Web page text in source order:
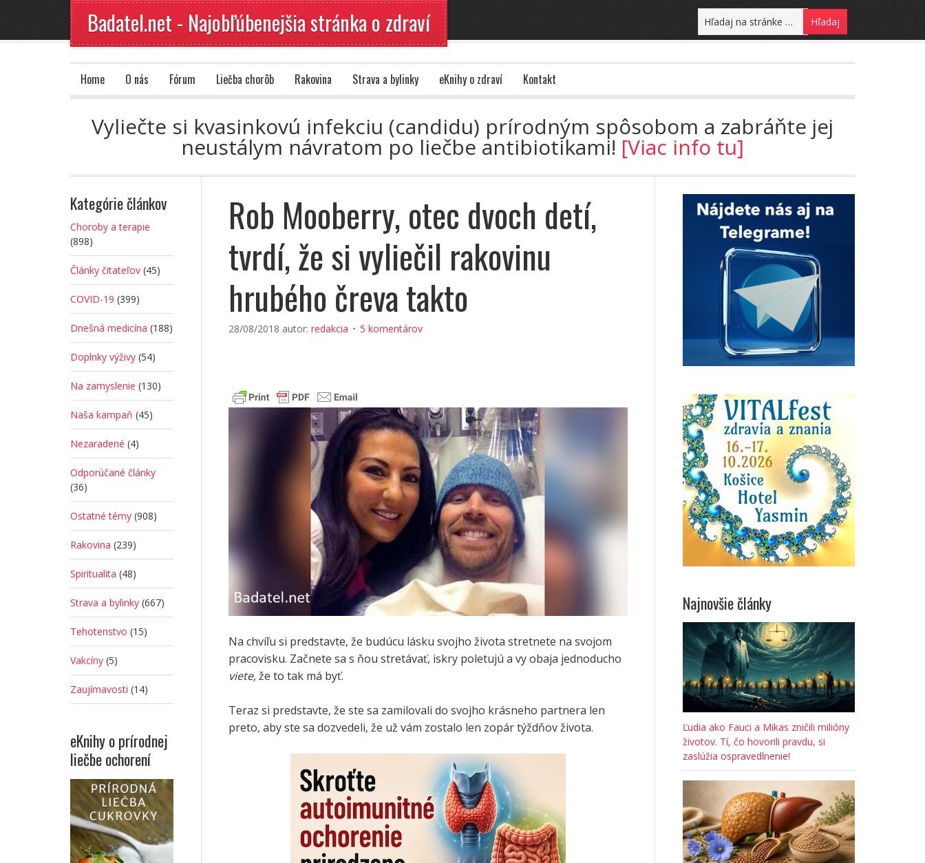
Badatel.net - Najobľúbenejšia stránka o zdraví
Home O nás Fórum Liečba chorôb Rakovina Strava a bylinky eKnihy o zdraví Kontakt
Vyliečte si kvasinkovú infekciu (candidu) prírodným spôsobom a zabráňte jej
neustálym návratom po liečbe antibiotikami! [Viac info tu]
Rob Mooberry, otec dvoch detí,
tvrdí, že si vyliečil rakovinu
hrubého čreva takto
28/08/2018 autor: redakcia 5 komentárov
Na chvíľu si predstavte, že budúcu lásku svojho života stretnete na svojom
pracovisku. Začnete sa s ňou stretávať, iskry poletujú a vy obaja jednoducho
viete,že to tak má byť.
Teraz si predstavte, že ste sa zamilovali do svojho krásneho partnera len
preto, aby ste sa dozvedeli, že už vám zostalo len zopár týždňov života.
Najnovšie články
Ľudia ako Fauci a Mikas zničili milióny
životov. Tí, čo hovorili pravdu, si
zaslúžia ospravedlnenie!
Kategórie článkov
Choroby a terapie
(898)
Články čitateľov (45)
COVID-19 (399)
Dnešná medicína (188)
Doplnky výživy (54)
Na zamyslenie (130)
Naša kampaň (45)
Nezaradené (4)
Odporúčané články
(36)
Ostatné témy (908)
Rakovina (239)
Spiritualita (48)
Strava a bylinky (667)
Tehotenstvo (15)
Vakcíny (5)
Zaujímavosti (14)
eKnihy o prírodnej
liečbe ochorení